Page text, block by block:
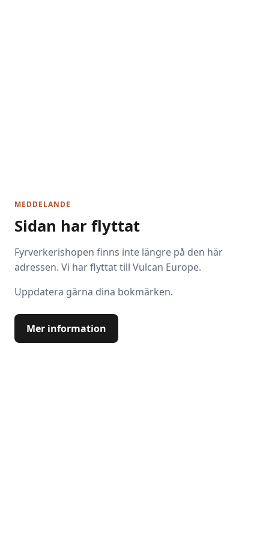
MEDDELANDE
Sidan har flyttat
Fyrverkerishopen finns inte längre på den här
adressen. Vi har flyttat till Vulcan Europe.
Uppdatera gärna dina bokmärken.
Mer information